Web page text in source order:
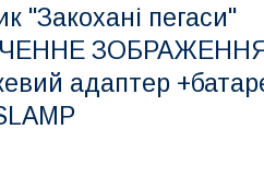
"Закохані пегаси"
адаптер